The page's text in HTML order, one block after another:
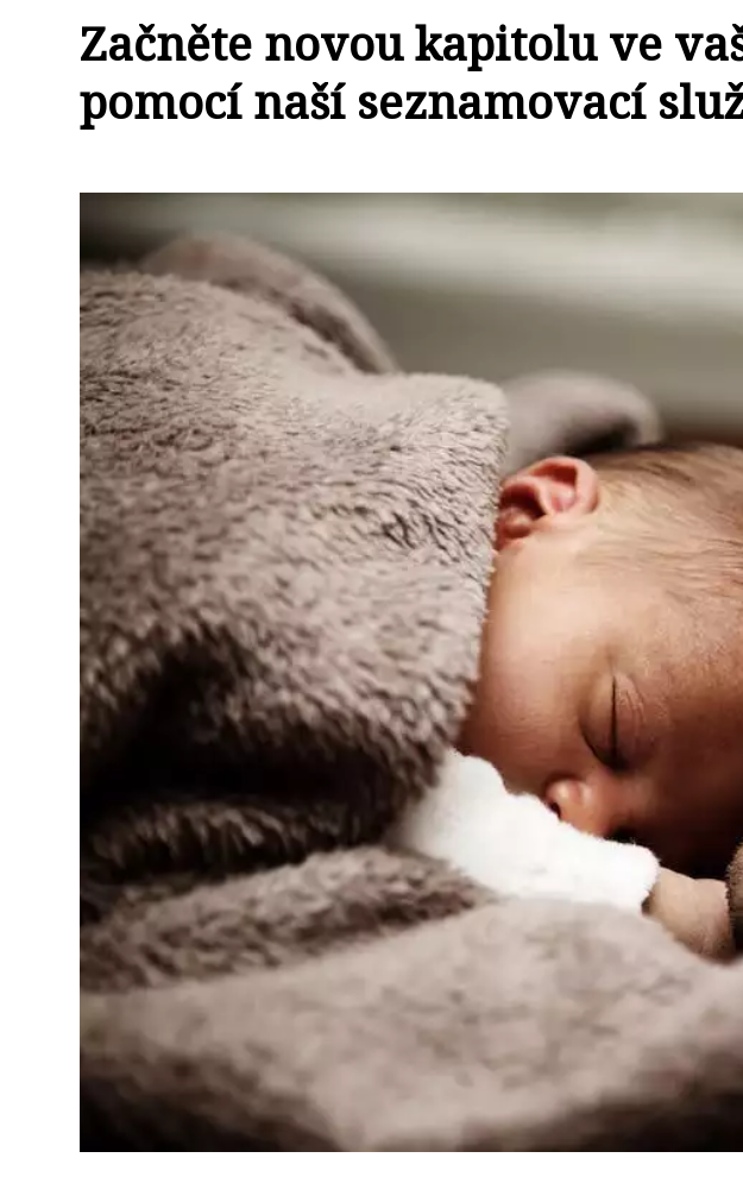
Začněte novou kapitolu ve
pomocí naší seznamovací